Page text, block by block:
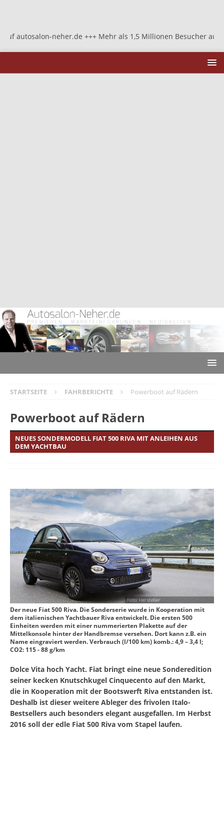
neher.de +++ Mehr als 1,5 Millionen Besucher auf
STARTSEITE FAHRBERICHTE Powerboot auf Rädern
Powerboot auf Rädern
NEUES SONDERMODELL FIAT 500 RIVA MIT ANLEIHEN AUS
DEM YACHTBAU
Der neue Fiat 500 Riva. Die Sonderserie wurde in Kooperation mit
dem italienischen Yachtbauer Riva entwickelt. Die ersten 500
Einheiten werden mit einer nummerierten Plakette auf der
Mittelkonsole hinter der Handbremse versehen. Dort kann z.B. ein
Name eingraviert werden. Verbrauch (l/100 km) komb.: 4,9 – 3,4 l;
CO2: 115 - 88 g/km
Dolce Vita hoch Yacht. Fiat bringt eine neue Sonderedition
seiner kecken Knutschkugel Cinquecento auf den Markt,
die in Kooperation mit der Bootswerft Riva entstanden ist.
Deshalb ist dieser weitere Ableger des frivolen Italo-
Bestsellers auch besonders elegant ausgefallen. Im Herbst
2016 soll der edle Fiat 500 Riva vom Stapel laufen.